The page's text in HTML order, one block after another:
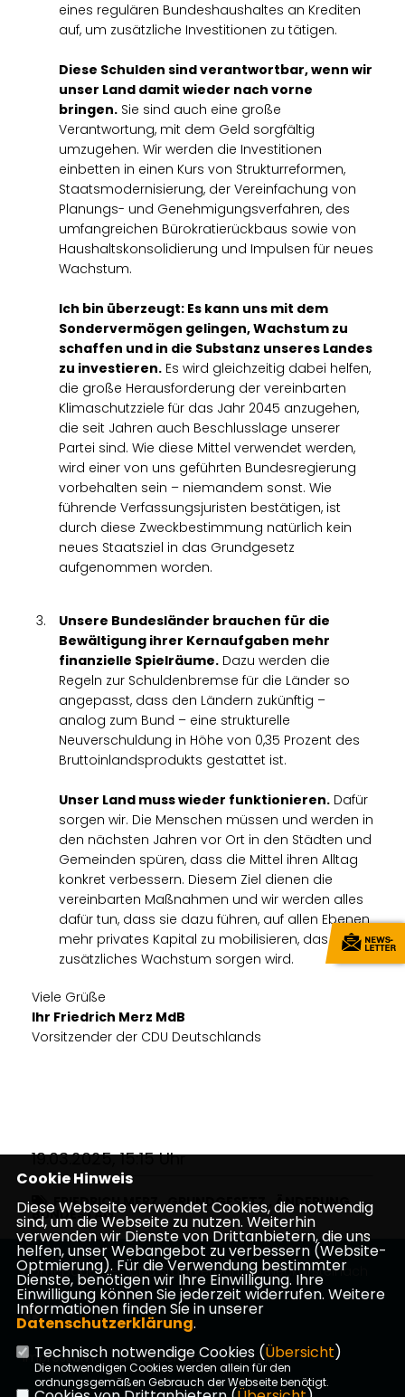
eines regulären Bundeshaushaltes an Krediten
auf, um zusätzliche Investitionen zu tätigen.
Diese Schulden sind verantwortbar, wenn wir
unser Land damit wieder nach vorne
bringen. Sie sind auch eine große
Verantwortung, mit dem Geld sorgfältig
umzugehen. Wir werden die Investitionen
einbetten in einen Kurs von Strukturreformen,
Staatsmodernisierung, der Vereinfachung von
Planungs- und Genehmigungsverfahren, des
umfangreichen Bürokratierückbaus sowie von
Haushaltskonsolidierung und Impulsen für neues
Wachstum.
Ich bin überzeugt: Es kann uns mit dem
Sondervermögen gelingen, Wachstum zu
schaffen und in die Substanz unseres Landes
zu investieren. Es wird gleichzeitig dabei helfen,
die große Herausforderung der vereinbarten
Klimaschutzziele für das Jahr 2045 anzugehen,
die seit Jahren auch Beschlusslage unserer
Partei sind. Wie diese Mittel verwendet werden,
wird einer von uns geführten Bundesregierung
vorbehalten sein – niemandem sonst. Wie
führende Verfassungsjuristen bestätigen, ist
durch diese Zweckbestimmung natürlich kein
neues Staatsziel in das Grundgesetz
aufgenommen worden.
Unsere Bundesländer brauchen für die
Bewältigung ihrer Kernaufgaben mehr
finanzielle Spielräume. Dazu werden die
Regeln zur Schuldenbremse für die Länder so
angepasst, dass den Ländern zukünftig –
analog zum Bund – eine strukturelle
Neuverschuldung in Höhe von 0,35 Prozent des
Bruttoinlandsprodukts gestattet ist.
Unser Land muss wieder funktionieren. Dafür
sorgen wir. Die Menschen müssen und werden in
den nächsten Jahren vor Ort in den Städten und
Gemeinden spüren, dass die Mittel ihren Alltag
konkret verbessern. Diesem Ziel dienen die
vereinbarten Maßnahmen und wir werden alles
dafür tun, dass sie dazu führen, auf allen Ebenen
mehr privates Kapital zu mobilisieren, das für
zusätzliches Wachstum sorgen wird.
Viele Grüße
Ihr Friedrich Merz MdB
Vorsitzender der CDU Deutschlands
19.03.2025, 15:15 Uhr
FRIEDRICH MERZ,GRUNDGESETZ, ÄNDERUNG,
BUNDESTAG
Homepage des CDU Stadtverbandes Neckarsteinach
Impressum Datenschutz Kontakt
Cookie Hinweis
Diese Webseite verwendet Cookies, die notwendig
sind, um die Webseite zu nutzen. Weiterhin
verwenden wir Dienste von Drittanbietern, die uns
helfen, unser Webangebot zu verbessern (Website-
Optmierung). Für die Verwendung bestimmter
Dienste, benötigen wir Ihre Einwilligung. Ihre
Einwilligung können Sie jederzeit widerrufen. Weitere
Informationen finden Sie in unserer
Datenschutzerklärung.
Technisch notwendige Cookies (Übersicht)
Die notwendigen Cookies werden allein für den
ordnungsgemäßen Gebrauch der Webseite benötigt.